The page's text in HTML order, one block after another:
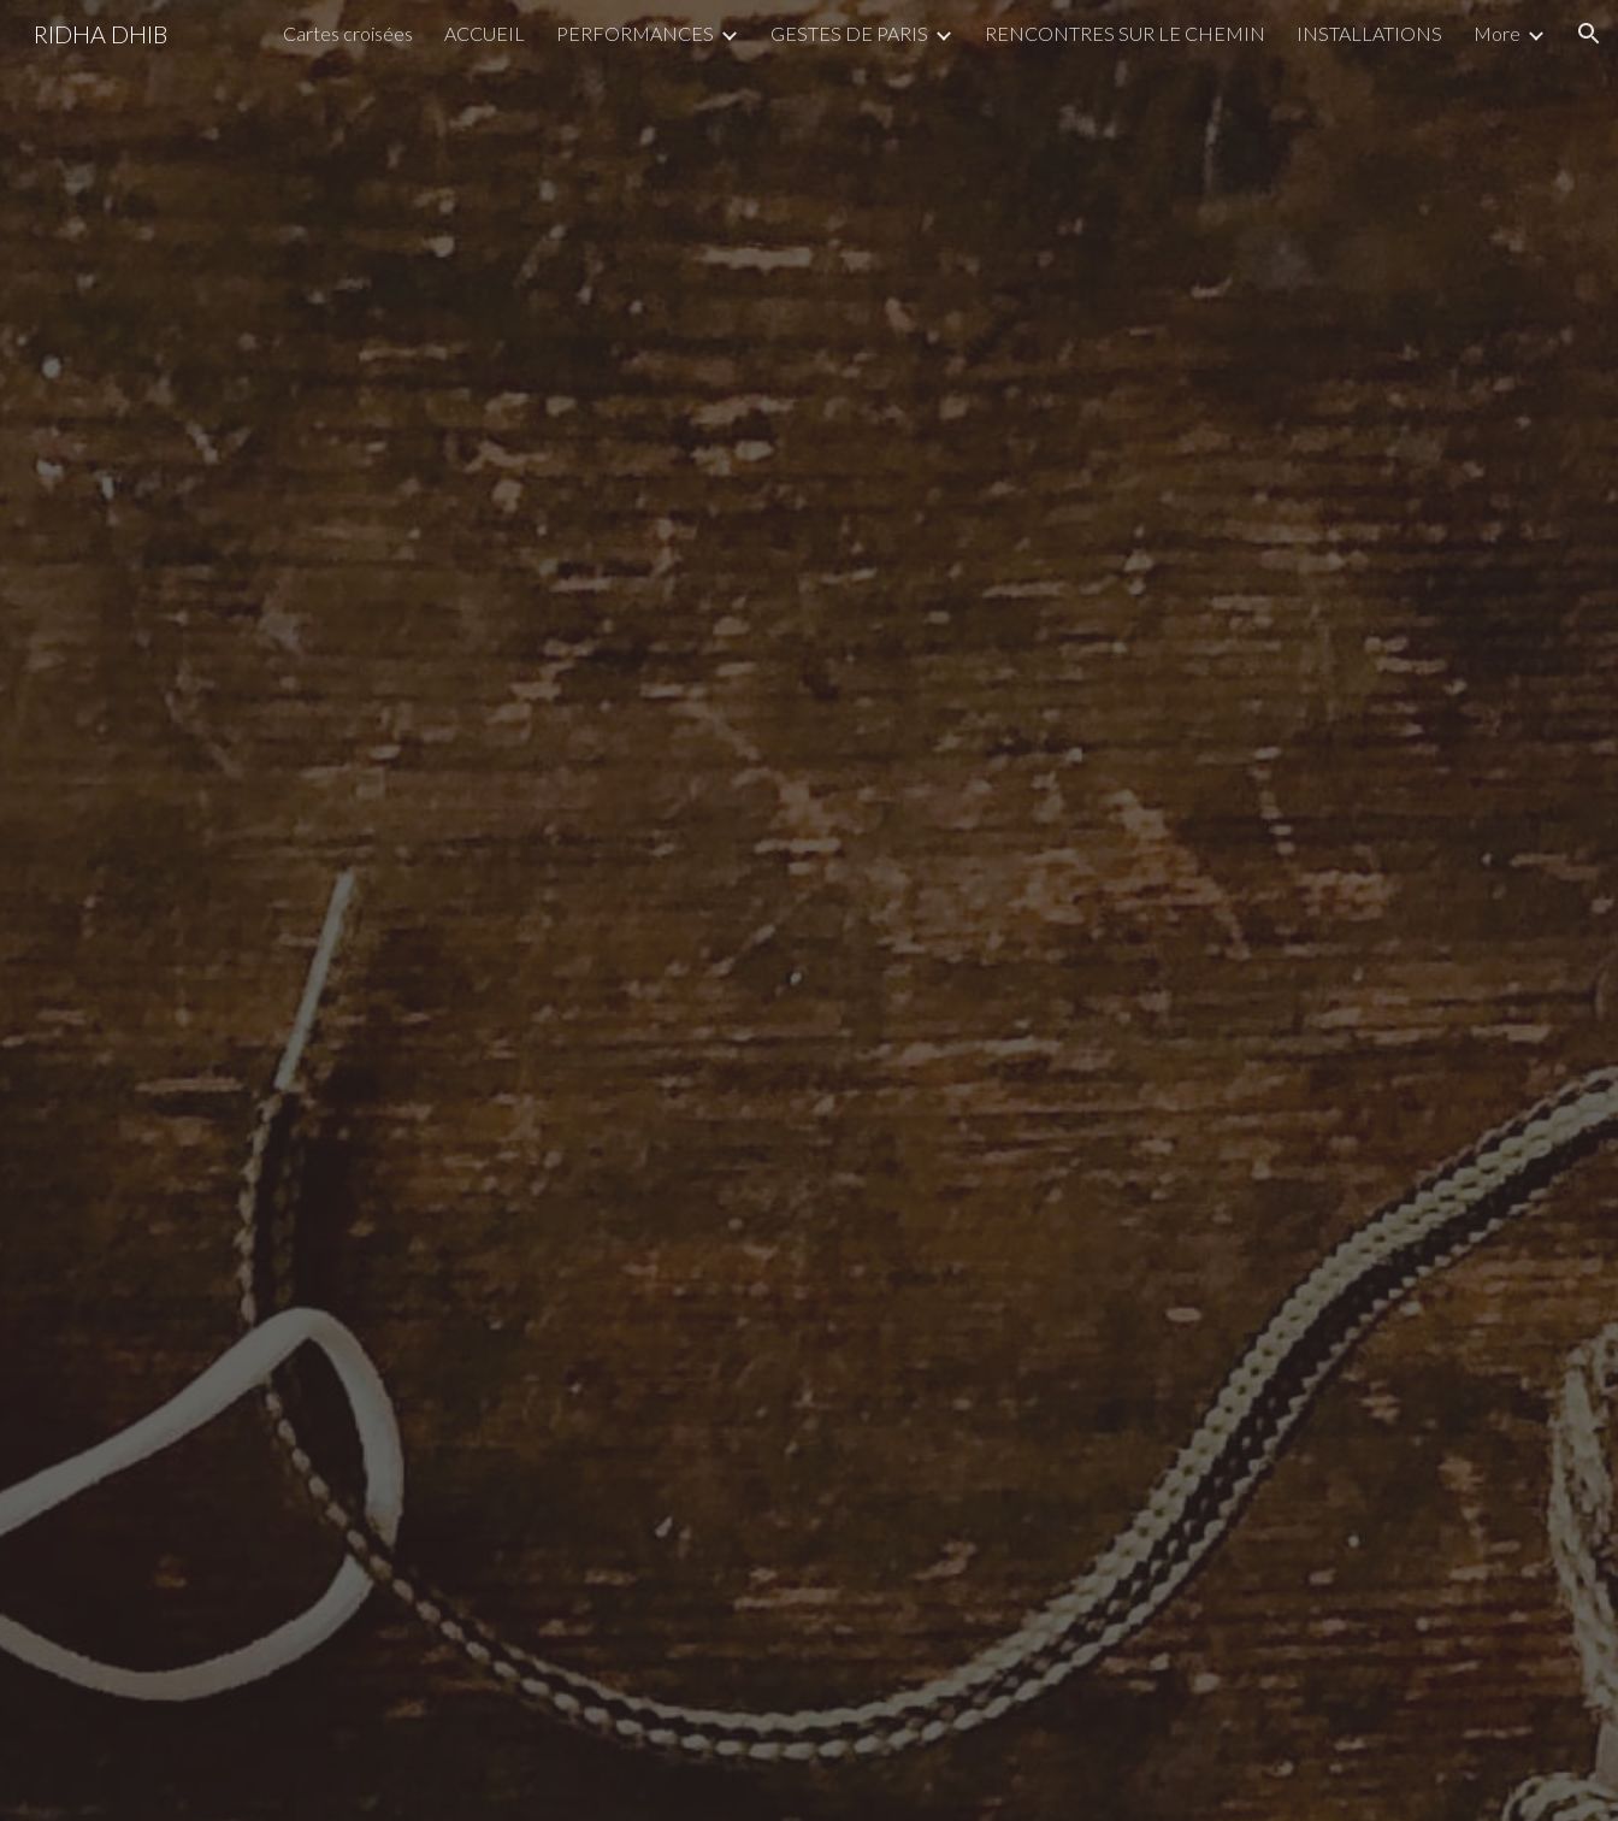
Skip to main content Skip to navigation
RIDHA DHIB Cartes croisées ACCUEIL PERFORMANCES GESTES DE PARIS RENCONTRES SUR LE CHEMIN INSTALLATIONS More